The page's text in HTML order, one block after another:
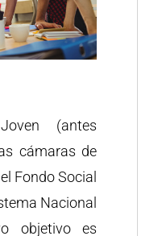
(antes
cámaras de
Fondo Social
Nacional
objetivo es